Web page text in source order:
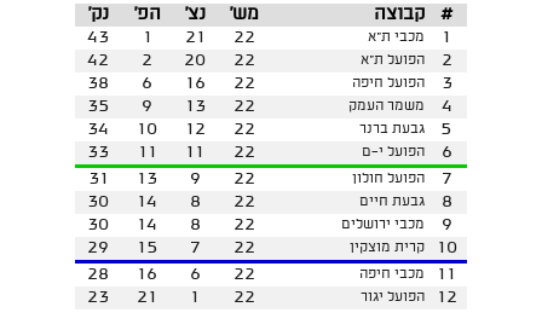
נק' הפ' נצ' מש' קבוצה
#
43
1 21 22 מכבי ת"א
1
42
2 20 22 הפועל ת"א
2
38
6 16 22 הפועל חיפה
3
35
9 13 22 משמר העמק
4
34
10 12 22 גבעת ברנר
5
33
11 11 22 הפועל י-ם
6
31
13 9 22 הפועל חולון
7
30
14 8 22 גבעת חיים
8
30
14 8 22 מכבי ירושלים
9
29
15 7 22 קרית מוצקין
10
28
16 6 22 מכבי חיפה
11
23
21 1 22 הפועל יגור 12